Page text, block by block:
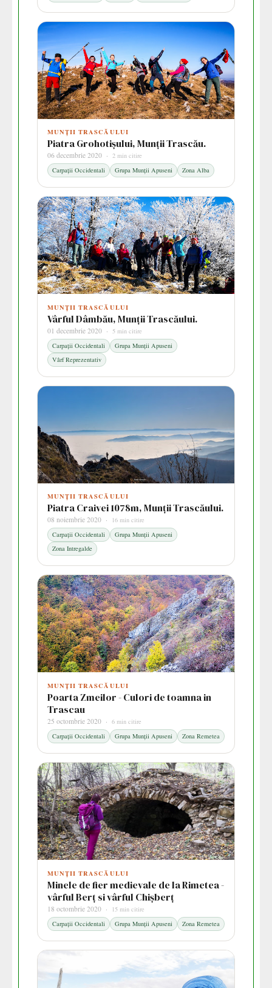
MUNȚII TRASCĂULUI
Piatra Grohotișului, Munții Trascău.
06 decembrie 2020 · 2 min citire
Carpații Occidentali
Grupa Munții Apuseni Zona Alba
MUNȚII TRASCĂULUI
Vârful Dâmbău, Munții Trascăului.
01 decembrie 2020 ·
5 min citire
Carpații Occidentali
Grupa Munții Apuseni
Vârf Reprezentativ
MUNȚII TRASCĂULUI
Piatra Craivei 1078m, Munții Trascăului.
08 noiembrie 2020 ·
16 min citire
Carpații Occidentali
Grupa Munții Apuseni
Zona Intregalde
MUNȚII TRASCĂULUI
Poarta Zmeilor - Culori de toamna in
Trascau
25 octombrie 2020 · 6 min citire
Carpații Occidentali
Grupa Munții Apuseni Zona Remetea
MUNȚII TRASCĂULUI
Minele de fier medievale de la Rimetea -
vârful Berț si vârful Chișberț
18 octombrie 2020 ·
15 min citire
Carpații Occidentali
Grupa Munții Apuseni Zona Remetea